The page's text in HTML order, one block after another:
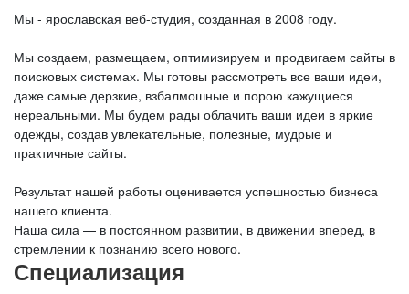
Мы - ярославская веб-студия, созданная в 2008 году.
Мы создаем, размещаем, оптимизируем и продвигаем сайты в
поисковых системах. Мы готовы рассмотреть все ваши идеи,
даже самые дерзкие, взбалмошные и порою кажущиеся
нереальными. Мы будем рады облачить ваши идеи в яркие
одежды, создав увлекательные, полезные, мудрые и
практичные сайты.
Результат нашей работы оценивается успешностью бизнеса
нашего клиента.
Наша сила — в постоянном развитии, в движении вперед, в
стремлении к познанию всего нового.
Специализация